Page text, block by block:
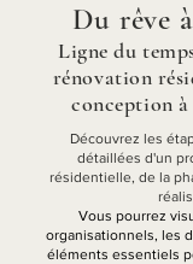
Du rêve
Ligne du
rénovation
conception
Découvrez les
détaillées d'un
résidentielle, de la
Vous pourrez
organisationnels, les
éléments essentiels